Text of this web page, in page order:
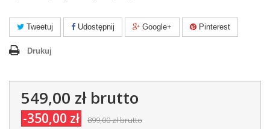
Tweetuj Udostępnij Google+ Pinterest
Drukuj
549,00 złbrutto
-350,00 zł 899,00 złbrutto